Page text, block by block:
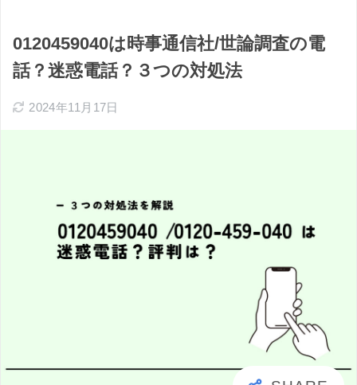
0120459040は時事通信社/世論調査の電
話？迷惑電話？３つの対処法
2024年11月17日